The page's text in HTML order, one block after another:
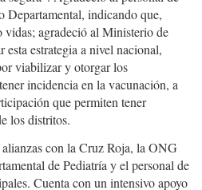
Departamental, indicando que,
vidas; agradeció al Ministerio de
estrategia a nivel nacional,
viabilizar y otorgar los
incidencia en la vacunación, a
que permiten tener
los distritos.
con la Cruz Roja, la ONG
de Pediatría y el personal de
Cuenta con un intensivo apoyo